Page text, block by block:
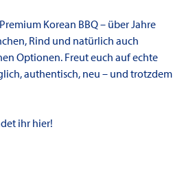
Korean BBQ – über Jahre
Rind und natürlich auch
Optionen. Freut euch auf echte
authentisch, neu – und trotzdem
ihr hier!